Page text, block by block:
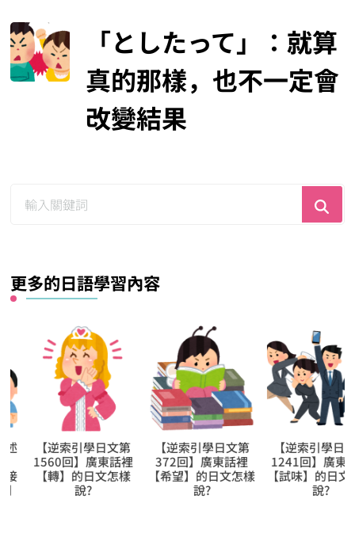
「としたって」：就算
真的那樣，也不一定會
改變結果
更多的日語學習內容
【逆索引學日文第
1560回】廣東話裡
【轉】的日文怎樣
【逆索引學日文第
372回】廣東話裡
【希望】的日文怎樣
【逆索引學日文第
1241回】廣東話裡
【試味】的日文怎樣